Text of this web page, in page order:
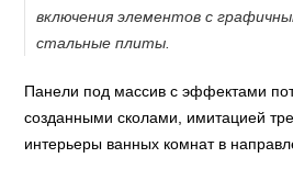
включения элементов с
стальные плиты.
Панели под массив с эффектами
созданными сколами, имитацией
интерьеры ванных комнат в